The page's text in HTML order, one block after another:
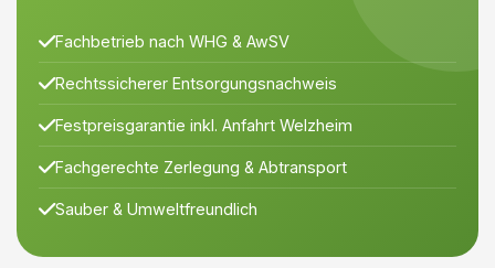
Fachbetrieb nach WHG & AwSV
Rechtssicherer Entsorgungsnachweis
Festpreisgarantie inkl. Anfahrt Welzheim
Fachgerechte Zerlegung & Abtransport
Sauber & Umweltfreundlich